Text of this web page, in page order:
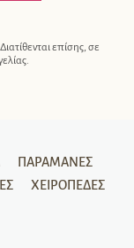
επίσης, σε
ΠΑΡΑΜΆΝΕΣ
ΧΕΙΡΟΠΈΔΕΣ